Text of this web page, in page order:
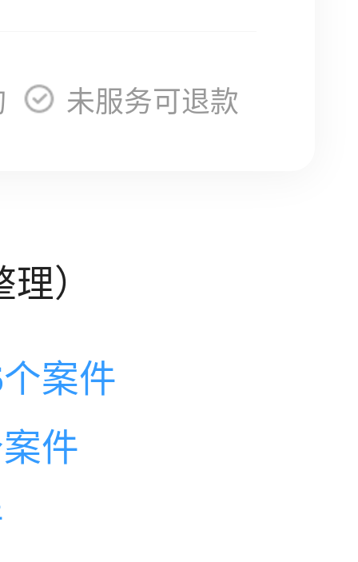
未服务可退款
）
案件
件